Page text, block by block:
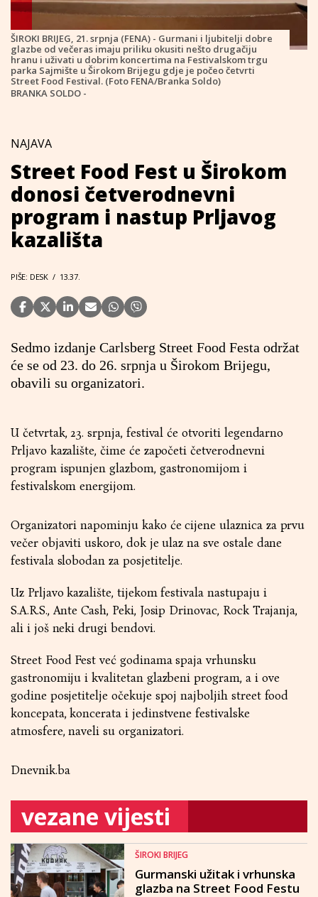
ŠIROKI BRIJEG, 21. srpnja (FENA) - Gurmani i ljubitelji dobre
glazbe od večeras imaju priliku okusiti nešto drugačiju
hranu i uživati u dobrim koncertima na Festivalskom trgu
parka Sajmište u Širokom Brijegu gdje je počeo četvrti
Street Food Festival. (Foto FENA/Branka Soldo)
BRANKA SOLDO -
NAJAVA
Street Food Fest u Širokom
donosi četverodnevni
program i nastup Prljavog
kazališta
PIŠE: DESK / 13.37.
Sedmo izdanje Carlsberg Street Food Festa održat
će se od 23. do 26. srpnja u Širokom Brijegu,
obavili su organizatori.
U četvrtak, 23. srpnja, festival će otvoriti legendarno
Prljavo kazalište, čime će započeti četverodnevni
program ispunjen glazbom, gastronomijom i
festivalskom energijom.
Organizatori napominju kako će cijene ulaznica za prvu
večer objaviti uskoro, dok je ulaz na sve ostale dane
festivala slobodan za posjetitelje.
Uz Prljavo kazalište, tijekom festivala nastupaju i
S.A.R.S., Ante Cash, Peki, Josip Drinovac, Rock Trajanja,
ali i još neki drugi bendovi.
Street Food Fest već godinama spaja vrhunsku
gastronomiju i kvalitetan glazbeni program, a i ove
godine posjetitelje očekuje spoj najboljih street food
koncepata, koncerata i jedinstvene festivalske
atmosfere, naveli su organizatori.
Dnevnik.ba
vezane vijesti
ŠIROKI BRIJEG
Gurmanski užitak i vrhunska
glazba na Street Food Festu